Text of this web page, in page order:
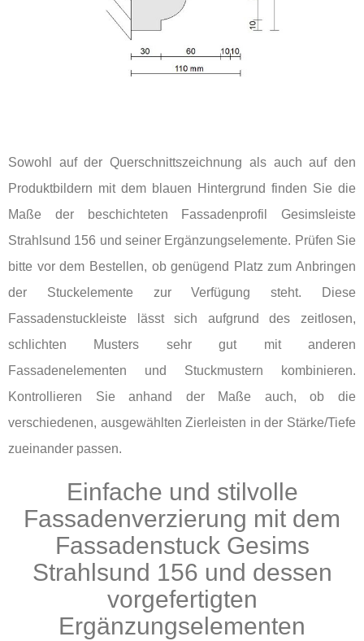
Sowohl auf der Querschnittszeichnung als auch auf den
Produktbildern mit dem blauen Hintergrund finden Sie die
Maße der beschichteten Fassadenprofil Gesimsleiste
Strahlsund 156 und seiner Ergänzungselemente. Prüfen Sie
bitte vor dem Bestellen, ob genügend Platz zum Anbringen
der Stuckelemente zur Verfügung steht. Diese
Fassadenstuckleiste lässt sich aufgrund des zeitlosen,
schlichten Musters sehr gut mit anderen
Fassadenelementen und Stuckmustern kombinieren.
Kontrollieren Sie anhand der Maße auch, ob die
verschiedenen, ausgewählten Zierleisten in der Stärke/Tiefe
zueinander passen.
Einfache und stilvolle
Fassadenverzierung mit dem
Fassadenstuck Gesims
Strahlsund 156 und dessen
vorgefertigten
Ergänzungselementen